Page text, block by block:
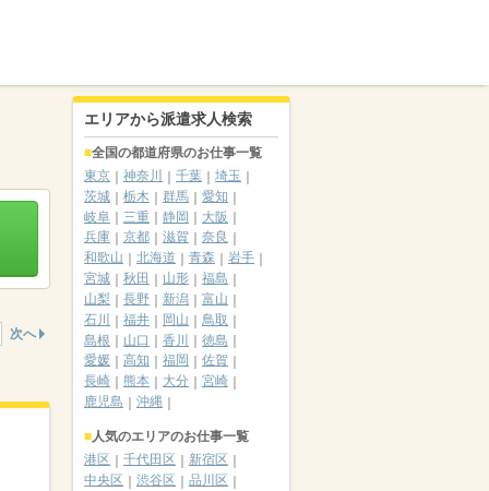
次へ
エリアから派遣求人検索
全国の都道府県のお仕事一覧
東京
神奈川 千葉
埼玉
茨城
栃木 群馬
愛知
岐阜
三重 静岡
大阪
兵庫
京都 滋賀
奈良
和歌山
北海道 青森
岩手
宮城
秋田 山形
福島
山梨
長野 新潟
富山
石川
福井 岡山
鳥取
島根
山口 香川
徳島
愛媛
高知 福岡
佐賀
長崎
熊本 大分
宮崎
鹿児島
沖縄
人気のエリアのお仕事一覧
港区
千代田区
新宿区
中央区
渋谷区
品川区